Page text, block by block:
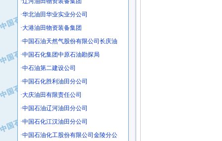
·自贡五洲防腐安装有限公司
·成都长江水处理设备有限公司
·中国石化镇海炼化分公司
·上海科瑞曼士德电源系统集成有限公
·东方合金铸造厂
·保定北奥石油物探特种车辆制造有限
·盘锦辽河油田天意石油装备有限公司
·中国石油天然气管道局穿越公司
·华北油田华业实业分公司
·大港油田物资装备集团
·中国石油天然气股份有限公司长庆油
·中国石化集团中原石油勘探局
·中石油第二建设公司
·中国石化胜利油田分公司
·大庆油田有限责任公司
·中国石油辽河油田分公司
·中国石化江汉油田分公司
·中国石油化工股份有限公司金陵分公